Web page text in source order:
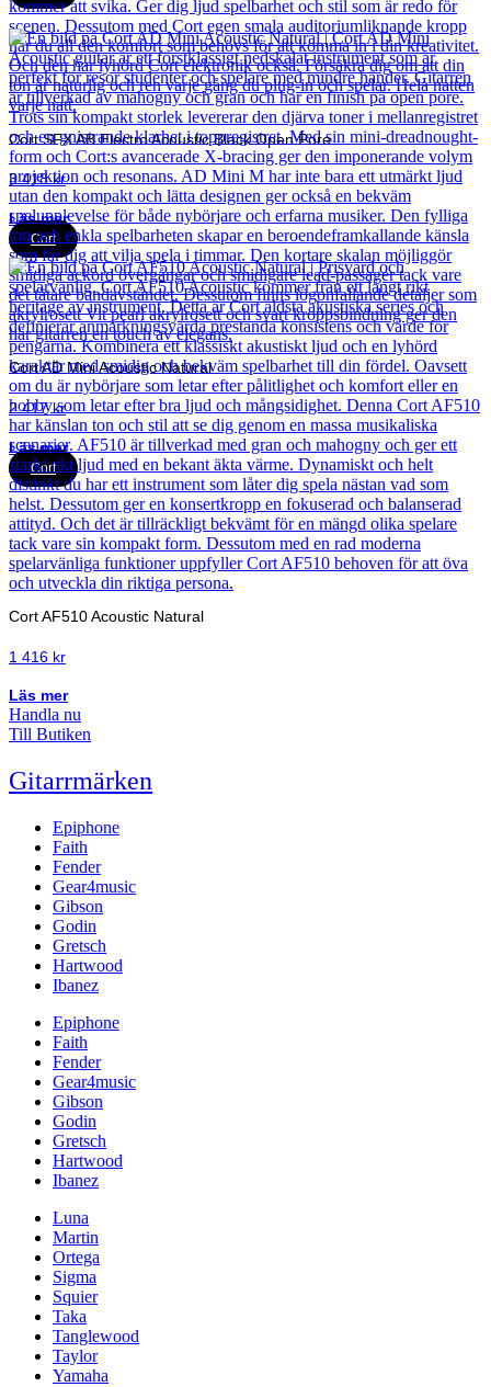
Cort SFX AB Electro Acoustic Black Open Pore
3 418kr
Läs mer
Cort
Cort AD Mini Acoustic Natural
2 417kr
Läs mer
Cort
Cort AF510 Acoustic Natural
1 416 kr
Läs mer
Handla nu
Till Butiken
Gitarrmärken
Epiphone
Faith
Fender
Gear4music
Gibson
Godin
Gretsch
Hartwood
Ibanez
Epiphone
Faith
Fender
Gear4music
Gibson
Godin
Gretsch
Hartwood
Ibanez
Luna
Martin
Ortega
Sigma
Squier
Taka
Tanglewood
Taylor
Yamaha